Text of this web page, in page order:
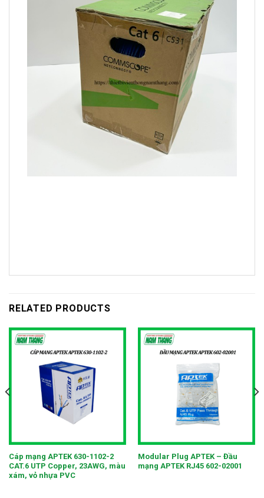
RELATED PRODUCTS
Cáp mạng APTEK 630-1102-2
CAT.6 UTP Copper, 23AWG, màu
xám, vỏ nhựa PVC
Modular Plug APTEK – Đầu
mạng APTEK RJ45 602-02001